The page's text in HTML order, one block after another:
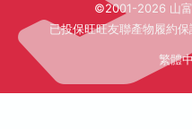
©2001-2026 山
已投保旺旺友聯產物履約
繁體